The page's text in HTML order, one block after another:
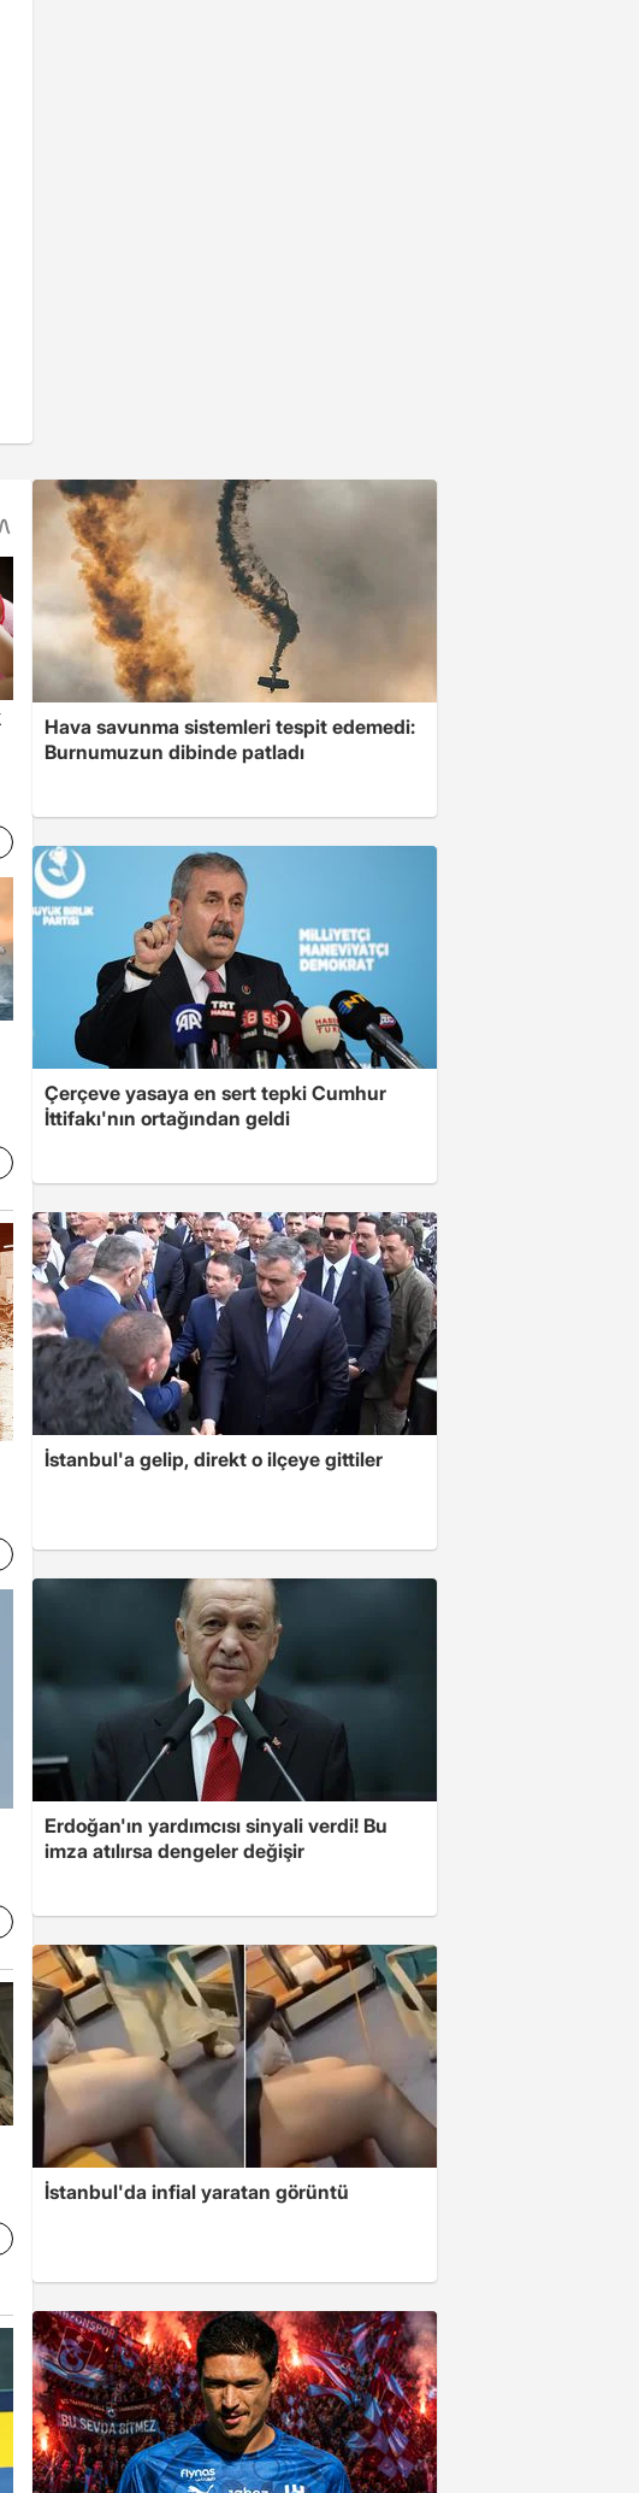
Hava savunma sistemleri tespit edemedi:
Burnumuzun dibinde patladı
Çerçeve yasaya en sert tepki Cumhur
İttifakı'nın ortağından geldi
İstanbul'a gelip, direkt o ilçeye gittiler
Erdoğan'ın yardımcısı sinyali verdi! Bu
imza atılırsa dengeler değişir
İstanbul'da infial yaratan görüntü